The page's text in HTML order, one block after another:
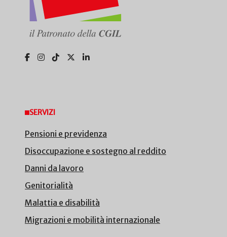
SERVIZI
Pensioni e previdenza
Disoccupazione e sostegno al reddito
Danni da lavoro
Genitorialità
Malattia e disabilità
Migrazioni e mobilità internazionale